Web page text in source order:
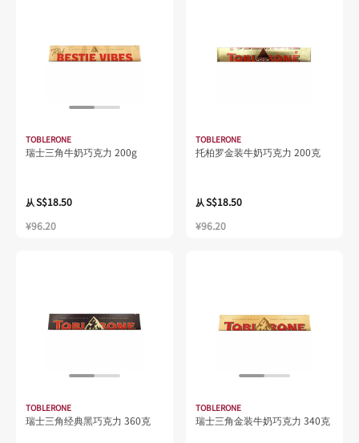
TOBLERONE
瑞士三角牛奶巧克力 200g
从S$18.50
¥96.20
TOBLERONE
托柏罗金装牛奶巧克力 200克
从S$18.50
¥96.20
TOBLERONE
瑞士三角经典黑巧克力 360克
TOBLERONE
瑞士三角金装牛奶巧克力 340克